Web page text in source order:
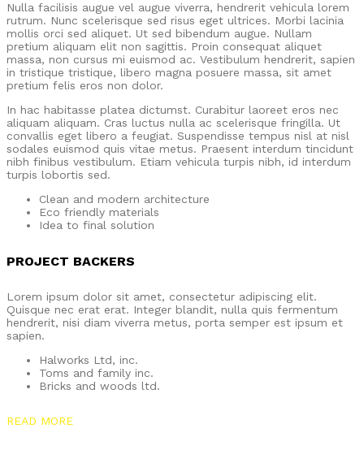
Nulla facilisis augue vel augue viverra, hendrerit vehicula lorem
rutrum. Nunc scelerisque sed risus eget ultrices. Morbi lacinia
mollis orci sed aliquet. Ut sed bibendum augue. Nullam
pretium aliquam elit non sagittis. Proin consequat aliquet
massa, non cursus mi euismod ac. Vestibulum hendrerit, sapien
in tristique tristique, libero magna posuere massa, sit amet
pretium felis eros non dolor.
In hac habitasse platea dictumst. Curabitur laoreet eros nec
aliquam aliquam. Cras luctus nulla ac scelerisque fringilla. Ut
convallis eget libero a feugiat. Suspendisse tempus nisl at nisl
sodales euismod quis vitae metus. Praesent interdum tincidunt
nibh finibus vestibulum. Etiam vehicula turpis nibh, id interdum
turpis lobortis sed.
Clean and modern architecture
Eco friendly materials
Idea to final solution
PROJECT BACKERS
Lorem ipsum dolor sit amet, consectetur adipiscing elit.
Quisque nec erat erat. Integer blandit, nulla quis fermentum
hendrerit, nisi diam viverra metus, porta semper est ipsum et
sapien.
Halworks Ltd, inc.
Toms and family inc.
Bricks and woods ltd.
READ MORE